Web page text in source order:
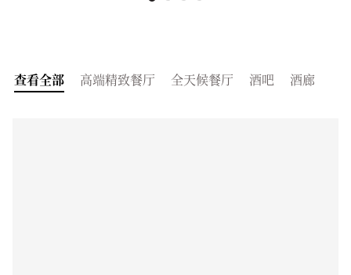
查看全部 高端精致餐厅 全天候餐厅 酒吧 酒廊